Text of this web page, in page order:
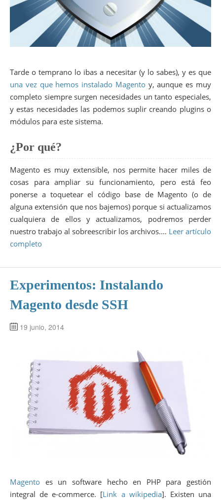
Tarde o temprano lo ibas a necesitar (y lo sabes), y es que
una vez que hemos instalado Magentoy, aunque es muy
completo siempre surgen necesidades un tanto especiales,
y estas necesidades las podemos suplir creando plugins o
módulos para este sistema.
¿Por qué?
Magento es muy extensible, nos permite hacer miles de
cosas para ampliar su funcionamiento, pero está feo
ponerse a toquetear el código base de Magento (o de
alguna extensión que nos bajemos) porque si actualizamos
cualquiera de ellos y actualizamos, podremos perder
nuestro trabajo al sobreescribir los archivos.… Leer artículo
completo
Experimentos: Instalando
Magento desde SSH
19 junio, 2014
Magento es un software hecho en PHP para gestión
integral de e-commerce. [Link a wikipedia]. Existen una